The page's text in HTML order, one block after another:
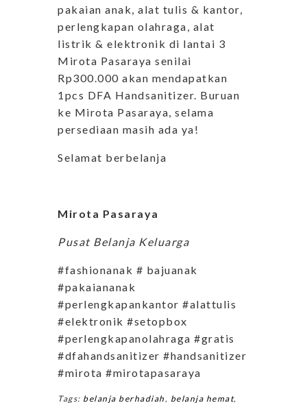
pakaian anak, alat tulis & kantor,
perlengkapan olahraga, alat
listrik & elektronik di lantai 3
Mirota Pasaraya senilai
Rp300.000 akan mendapatkan
1pcs DFA Handsanitizer. Buruan
ke Mirota Pasaraya, selama
persediaan masih ada ya!
Selamat berbelanja
Mirota Pasaraya
Pusat Belanja Keluarga
#fashionanak # bajuanak
#pakaiananak
#perlengkapankantor #alattulis
#elektronik #setopbox
#perlengkapanolahraga #gratis
#dfahandsanitizer #handsanitizer
#mirota #mirotapasaraya
Tags: belanja berhadiah, belanja hemat,